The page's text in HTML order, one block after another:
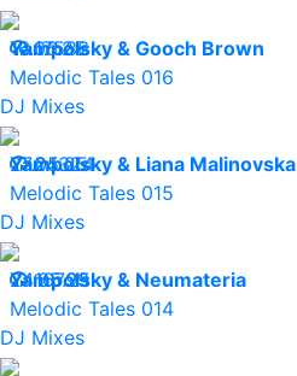
16.06.25
17586
Yampolsky & Gooch Brown
Melodic Tales 016
DJ Mixes
27.05.25
24324
Yampolsky & Liana Malinovska
Melodic Tales 015
DJ Mixes
24.05.25
16799
Yampolsky & Neumateria
Melodic Tales 014
DJ Mixes